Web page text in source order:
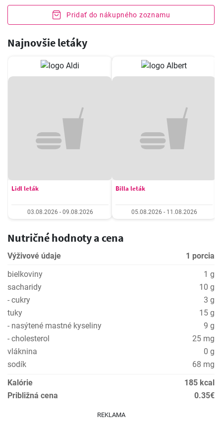
Pridať do nákupného zoznamu
Najnovšie letáky
Lidl leták
03.08.2026 - 09.08.2026
Billa leták
05.08.2026 - 11.08.2026
Nutričné hodnoty a cena
Výživové údaje
1 porcia
bielkoviny
1 g
sacharidy
10 g
- cukry
3 g
tuky
15 g
- nasýtené mastné kyseliny
9 g
- cholesterol
25 mg
vláknina
0 g
sodík
68 mg
Kalórie
185 kcal
Približná cena
0.35€
REKLAMA